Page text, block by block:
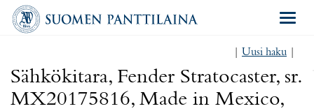
Uusi haku
Sähkökitara, Fender Stratocaster, sr.
MX20175816, Made in Mexico,